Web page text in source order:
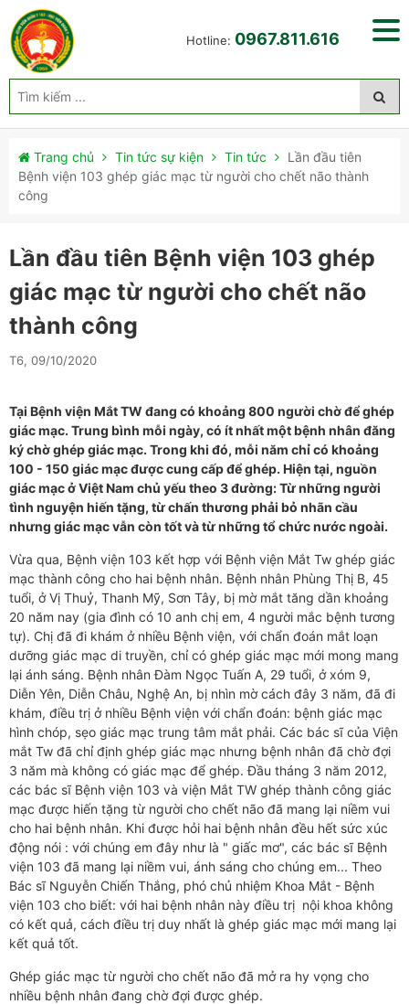
Hotline: 0967.811.616
Trang chủ Tin tức sự kiện Tin tức
Lần đầu tiên
Bệnh viện 103 ghép giác mạc từ người cho chết não thành
công
Lần đầu tiên Bệnh viện 103 ghép
giác mạc từ người cho chết não
thành công
T6, 09/10/2020
Tại Bệnh viện Mắt TW đang có khoảng 800 người chờ để ghép
giác mạc. Trung bình mỗi ngày, có ít nhất một bệnh nhân đăng
ký chờ ghép giác mạc. Trong khi đó, mỗi năm chỉ có khoảng
100 - 150 giác mạc được cung cấp để ghép. Hiện tại, nguồn
giác mạc ở Việt Nam chủ yếu theo 3 đường: Từ những người
tình nguyện hiến tặng, từ chấn thương phải bỏ nhãn cầu
nhưng giác mạc vẫn còn tốt và từ những tổ chức nước ngoài.
Vừa qua, Bệnh viện 103 kết hợp với Bệnh viện Mắt Tw ghép giác
mạc thành công cho hai bệnh nhân. Bệnh nhân Phùng Thị B, 45
tuổi, ở Vị Thuỷ, Thanh Mỹ, Sơn Tây, bị mờ mắt tăng dần khoảng
20 năm nay (gia đình có 10 anh chị em, 4 người mắc bệnh tương
tự). Chị đã đi khám ở nhiều Bệnh viện, với chẩn đoán mắt loạn
dưỡng giác mạc di truyền, chỉ có ghép giác mạc mới mong mang
lại ánh sáng. Bệnh nhân Đàm Ngọc Tuấn A, 29 tuổi, ở xóm 9,
Diễn Yên, Diễn Châu, Nghệ An, bị nhìn mờ cách đây 3 năm, đã đi
khám, điều trị ở nhiều Bệnh viện với chẩn đoán: bệnh giác mạc
hình chóp, sẹo giác mạc trung tâm mắt phải. Các bác sĩ của Viện
mắt Tw đã chỉ định ghép giác mạc nhưng bệnh nhân đã chờ đợi
3 năm mà không có giác mạc để ghép. Đầu tháng 3 năm 2012,
các bác sĩ Bệnh viện 103 và viện Mắt TW ghép thành công giác
mạc được hiến tặng từ người cho chết não đã mang lại niềm vui
cho hai bệnh nhân. Khi được hỏi hai bệnh nhân đều hết sức xúc
động nói : với chúng em đây như là " giấc mơ", các bác sĩ Bệnh
viện 103 đã mang lại niềm vui, ánh sáng cho chúng em... Theo
Bác sĩ Nguyễn Chiến Thắng, phó chủ nhiệm Khoa Mắt - Bệnh
viện 103 cho biết: với hai bệnh nhân này điều trị nội khoa không
có kết quả, cách điều trị duy nhất là ghép giác mạc mới mang lại
kết quả tốt.
Ghép giác mạc từ người cho chết não đã mở ra hy vọng cho
nhiều bệnh nhân đang chờ đợi được ghép.